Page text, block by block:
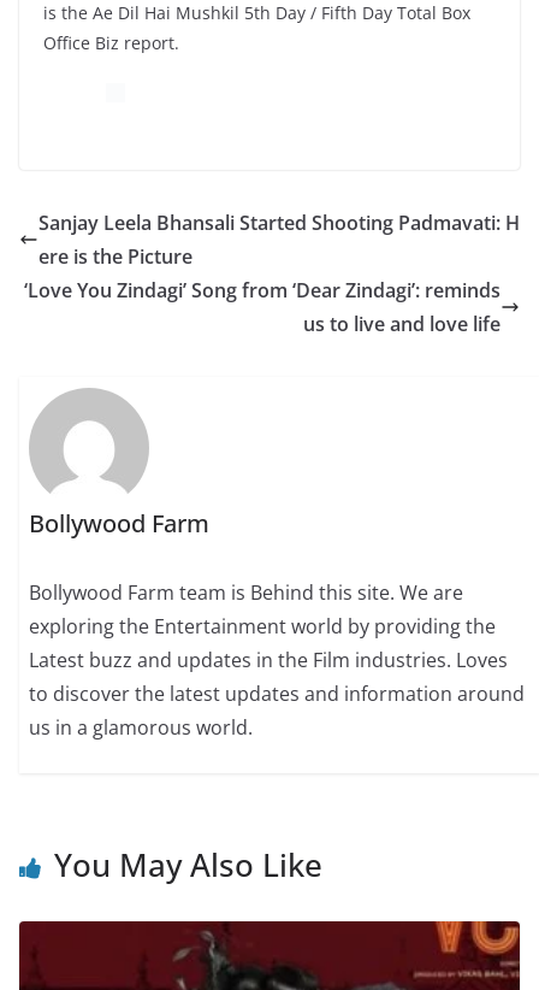
is the Ae Dil Hai Mushkil 5th Day / Fifth Day Total Box
Office Biz report.
Sanjay Leela Bhansali Started Shooting Padmavati: H
ere is the Picture
‘Love You Zindagi’ Song from ‘Dear Zindagi’: reminds
us to live and love life
Bollywood Farm
Bollywood Farm team is Behind this site. We are
exploring the Entertainment world by providing the
Latest buzz and updates in the Film industries. Loves
to discover the latest updates and information around
us in a glamorous world.
You May Also Like